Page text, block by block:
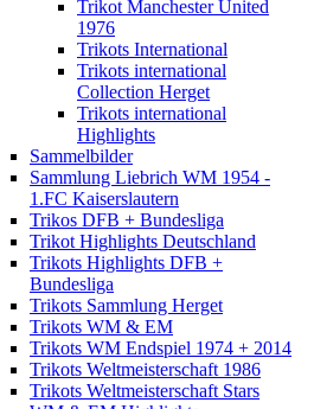
Trikot Manchester United
1976
Trikots International
Trikots international
Collection Herget
Trikots international
Highlights
Sammelbilder
Sammlung Liebrich WM 1954 -
1.FC Kaiserslautern
Trikos DFB + Bundesliga
Trikot Highlights Deutschland
Trikots Highlights DFB +
Bundesliga
Trikots Sammlung Herget
Trikots WM & EM
Trikots WM Endspiel 1974 + 2014
Trikots Weltmeisterschaft 1986
Trikots Weltmeisterschaft Stars